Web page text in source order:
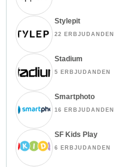
Stylepit
22 ERBJUDANDEN
Stadium
5 ERBJUDANDEN
Smartphoto
16 ERBJUDANDEN
SF Kids Play
6 ERBJUDANDEN